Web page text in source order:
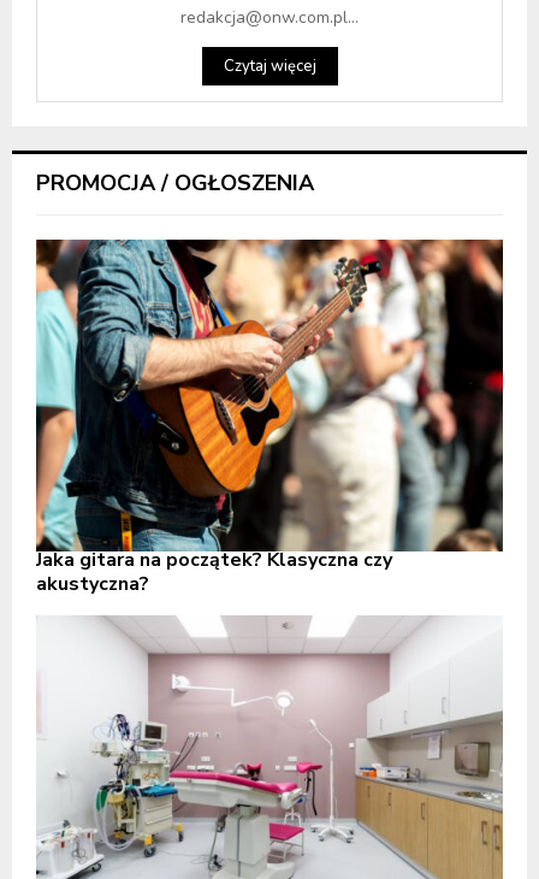
redakcja@onw.com.pl...
Czytaj więcej
PROMOCJA / OGŁOSZENIA
Jaka gitara na początek? Klasyczna czy
akustyczna?